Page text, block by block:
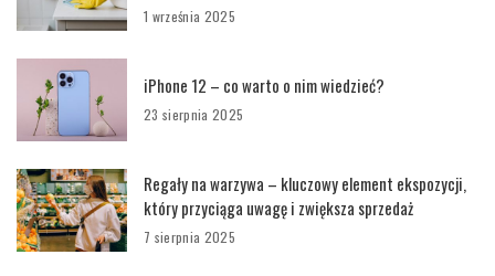
1 września 2025
iPhone 12 – co warto o nim wiedzieć?
23 sierpnia 2025
Regały na warzywa – kluczowy element ekspozycji,
który przyciąga uwagę i zwiększa sprzedaż
7 sierpnia 2025